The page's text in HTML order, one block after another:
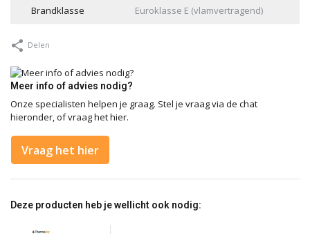
Brandklasse Euroklasse E (vlamvertragend)
Delen
Meer info of advies nodig?
Onze specialisten helpen je graag. Stel je vraag via de chat
hieronder, of vraag het hier.
Vraag het hier
Deze producten heb je wellicht ook nodig: